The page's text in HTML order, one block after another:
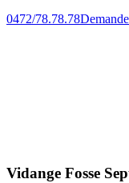
0472/78.78.78
Vidange Fosse